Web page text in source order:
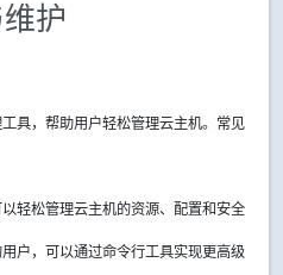
护
具，帮助用户轻松管理云主机。常见
轻松管理云主机的资源、配置和安全设置
户，可以通过命令行工具实现更高级的管